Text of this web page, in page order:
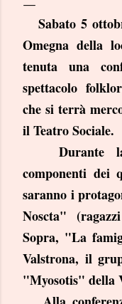
Sabato 5
Omegna della
tenuta una
spettacolo
che si terrà
il Teatro Sociale.
Durante la
componenti dei
saranno i
Noscta"
Sopra, "La
Valstrona, il
"Myosotis" della